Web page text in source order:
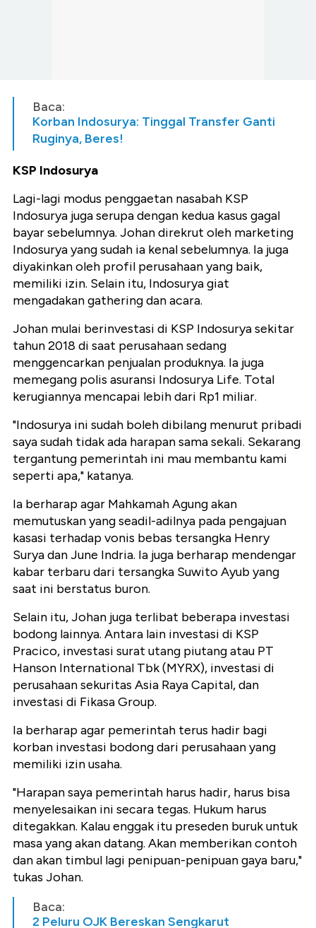
Baca:
Korban Indosurya: Tinggal Transfer Ganti
Ruginya, Beres!
KSP Indosurya
Lagi-lagi modus penggaetan nasabah KSP
Indosurya juga serupa dengan kedua kasus gagal
bayar sebelumnya. Johan direkrut oleh marketing
Indosurya yang sudah ia kenal sebelumnya. Ia juga
diyakinkan oleh profil perusahaan yang baik,
memiliki izin. Selain itu, Indosurya giat
mengadakan gathering dan acara.
Johan mulai berinvestasi di KSP Indosurya sekitar
tahun 2018 di saat perusahaan sedang
menggencarkan penjualan produknya. Ia juga
memegang polis asuransi Indosurya Life. Total
kerugiannya mencapai lebih dari Rp1 miliar.
"Indosurya ini sudah boleh dibilang menurut pribadi
saya sudah tidak ada harapan sama sekali. Sekarang
tergantung pemerintah ini mau membantu kami
seperti apa," katanya.
Ia berharap agar Mahkamah Agung akan
memutuskan yang seadil-adilnya pada pengajuan
kasasi terhadap vonis bebas tersangka Henry
Surya dan June Indria. Ia juga berharap mendengar
kabar terbaru dari tersangka Suwito Ayub yang
saat ini berstatus buron.
Selain itu, Johan juga terlibat beberapa investasi
bodong lainnya. Antara lain investasi di KSP
Pracico, investasi surat utang piutang atau PT
Hanson International Tbk (MYRX), investasi di
perusahaan sekuritas Asia Raya Capital, dan
investasi di Fikasa Group.
Ia berharap agar pemerintah terus hadir bagi
korban investasi bodong dari perusahaan yang
memiliki izin usaha.
"Harapan saya pemerintah harus hadir, harus bisa
menyelesaikan ini secara tegas. Hukum harus
ditegakkan. Kalau enggak itu preseden buruk untuk
masa yang akan datang. Akan memberikan contoh
dan akan timbul lagi penipuan-penipuan gaya baru,"
tukas Johan.
Baca:
2 Peluru OJK Bereskan Sengkarut